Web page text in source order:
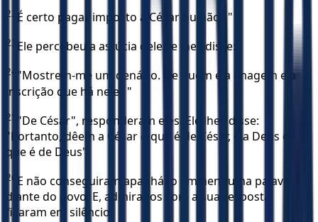
22 É certo pagar imposto a César ou não? "
23 Ele percebeu a astúcia deles e lhes disse:
24 "Mostrem-me um denário. De quem é a imagem e a
inscrição que há nele? "
25 "De César", responderam eles. Ele lhes disse:
"Portanto, dêem a César o que é de César, e a Deus o
que é de Deus".
26 E não conseguiram apanhá-lo em nenhuma palavra
diante do povo. E, admirados com a sua resposta,
ficaram em silêncio.